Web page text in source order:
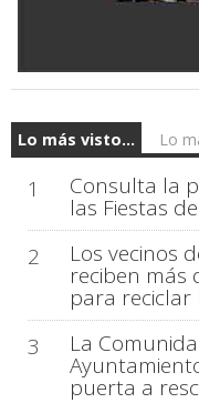
Lo más visto... Lo
1 Consulta la
las Fiestas
2
Los vecinos
reciben más
para reciclar
3
La
puerta a